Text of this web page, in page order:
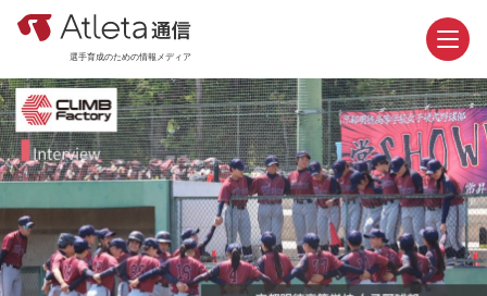
選手育成のための情報メディア
お問い合わせ 資料請求
カテゴリ